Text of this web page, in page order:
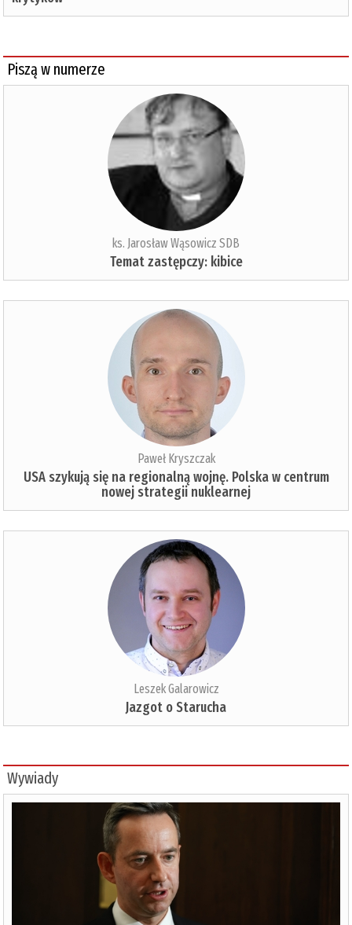
Piszą w numerze
ks. Jarosław Wąsowicz SDB
Temat zastępczy: kibice
Paweł Kryszczak
USA szykują się na regionalną wojnę. Polska w centrum
nowej strategii nuklearnej
Leszek Galarowicz
Jazgot o Starucha
Wywiady